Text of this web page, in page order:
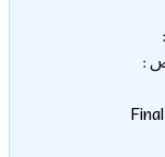
7- جامعة FINAL الدولية – Final